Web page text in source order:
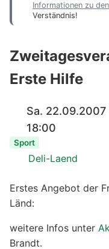
Informationen zu
Verständnis!
Erste Hilfe
Sa.
18:00
Sport
Deli-Laend
Erstes Angebot der
Länd:
weitere Infos unter
Brandt.